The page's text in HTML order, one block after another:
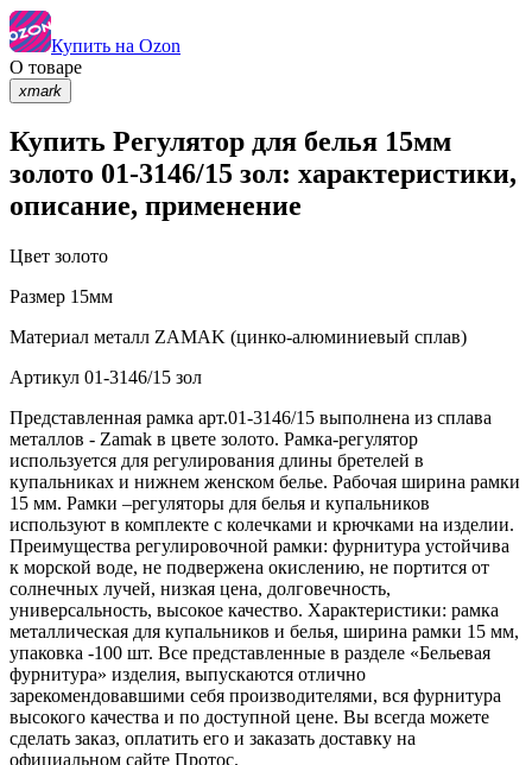
Купить на Ozon
О товаре
xmark
Купить Регулятор для белья 15мм
золото 01-3146/15 зол: характеристики,
описание, применение
Цвет золото
Размер 15мм
Материал металл ZAMAK (цинко-алюминиевый сплав)
Артикул 01-3146/15 зол
Представленная рамка арт.01-3146/15 выполнена из сплава
металлов - Zamak в цвете золото. Рамка-регулятор
используется для регулирования длины бретелей в
купальниках и нижнем женском белье. Рабочая ширина рамки
15 мм. Рамки –регуляторы для белья и купальников
используют в комплекте с колечками и крючками на изделии.
Преимущества регулировочной рамки: фурнитура устойчива
к морской воде, не подвержена окислению, не портится от
солнечных лучей, низкая цена, долговечность,
универсальность, высокое качество. Характеристики: рамка
металлическая для купальников и белья, ширина рамки 15 мм,
упаковка -100 шт. Все представленные в разделе «Бельевая
фурнитура» изделия, выпускаются отлично
зарекомендовавшими себя производителями, вся фурнитура
высокого качества и по доступной цене. Вы всегда можете
сделать заказ, оплатить его и заказать доставку на
официальном сайте Протос.